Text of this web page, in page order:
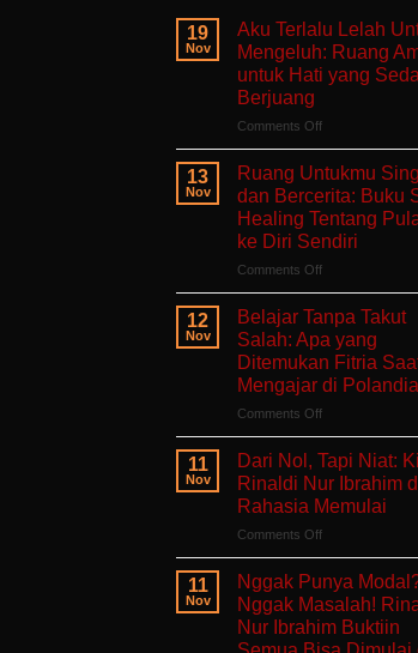
19
Nov
Aku Terlalu Lelah
Mengeluh: Ruang
untuk Hati yang
Berjuang
Comments Offon
Terlalu
Lelah
Untuk
Mengeluh:
Ruang
Aman
yang
Sedang
Berjuang
13
Nov
Ruang Untukmu
dan Bercerita: Buku
Healing Tentang
ke Diri Sendiri
Comments Offon
Untukmu
Singgah
dan
Bercerita:
Buku
Self-
Tentang
Pulang
ke
Diri
Sendiri
12
Nov
Belajar Tanpa Takut
Salah: Apa yang
Ditemukan Fitria
Mengajar di Polandia
Comments Offon
Tanpa
Takut
Salah:
Apa
yang
Ditemukan
Fitria
Saat
Mengajar
di
11
Nov
Dari Nol, Tapi Niat:
Rinaldi Nur Ibrahim
Rahasia Memulai
Comments Offon
Tapi
Niat:
Kisah
11
Nov
Nggak Punya
Nggak Masalah!
Nur Ibrahim Buktiin